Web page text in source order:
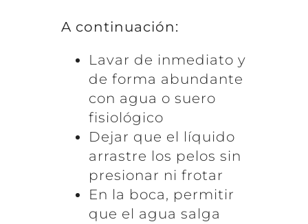
A continuación:
Lavar de inmediato y
de forma abundante
con agua o suero
fisiológico
Dejar que el líquido
arrastre los pelos sin
presionar ni frotar
En la boca, permitir
que el agua salga